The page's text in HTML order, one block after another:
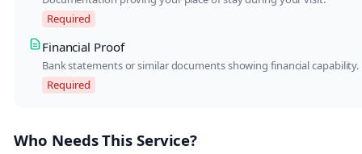
Required
Financial Proof
Bank statements or similar documents showing financial capability.
Required
Who Needs This Service?